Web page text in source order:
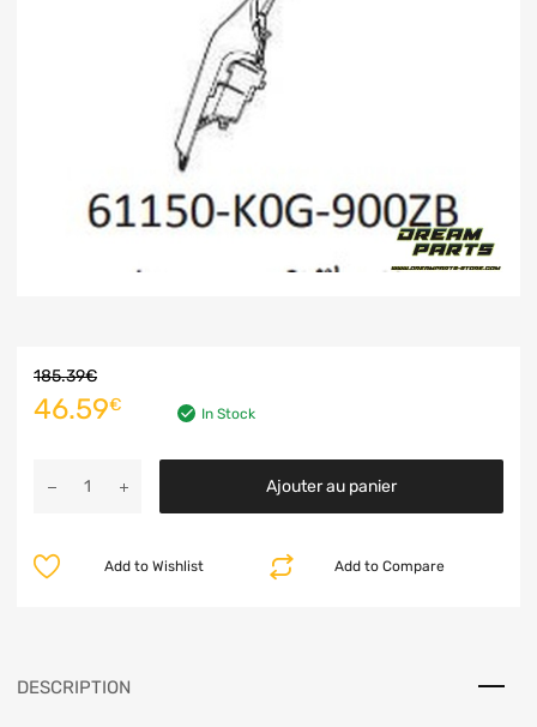
185.39€
46.59€ In Stock
Ajouter au panier
Add to Compare
Add to Wishlist
DESCRIPTION